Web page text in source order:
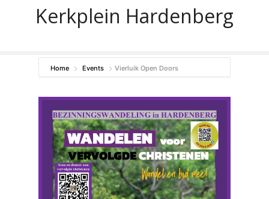
Kerkplein Hardenberg
Home Events Vierluik Open Doors